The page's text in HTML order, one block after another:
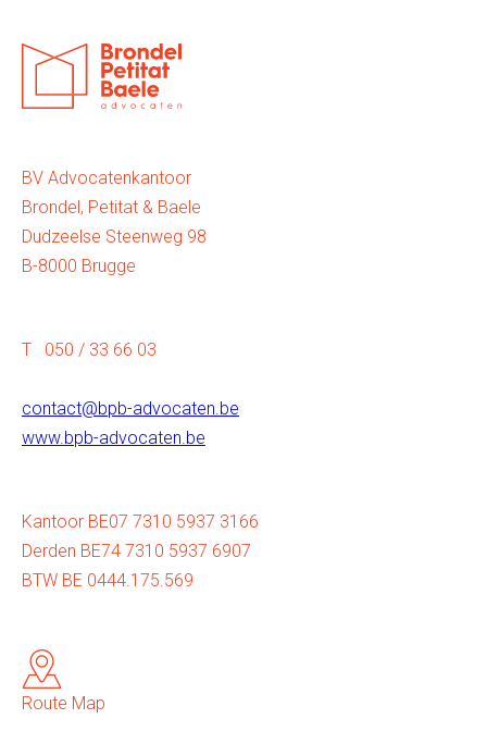
BV Advocatenkantoor
Brondel, Petitat & Baele
Dudzeelse Steenweg 98
B-8000 Brugge
T 050 / 33 66 03
contact@bpb-advocaten.be
www.bpb-advocaten.be
Kantoor BE07 7310 5937 3166
Derden BE74 7310 5937 6907
BTW BE 0444.175.569
Route Map